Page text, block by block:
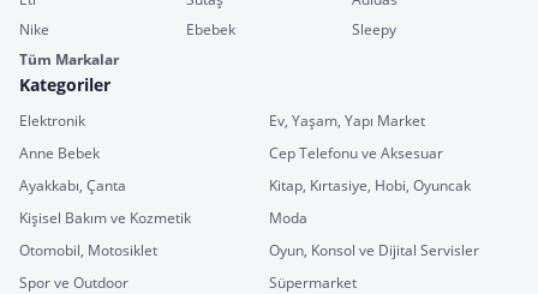
Nike
Ebebek
Sleepy
Tüm Markalar
Kategoriler
Elektronik
Ev, Yaşam, Yapı Market
Anne Bebek
Cep Telefonu ve Aksesuar
Ayakkabı, Çanta
Kitap, Kırtasiye, Hobi, Oyuncak
Kişisel Bakım ve Kozmetik
Moda
Otomobil, Motosiklet
Oyun, Konsol ve Dijital Servisler
Spor ve Outdoor
Süpermarket